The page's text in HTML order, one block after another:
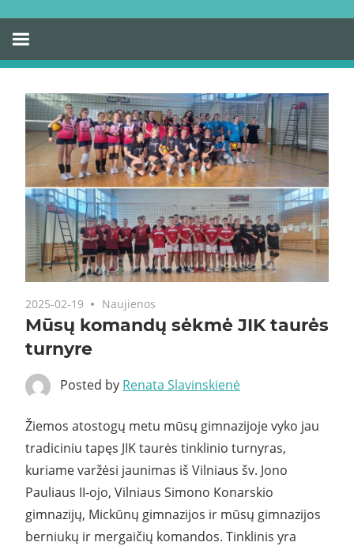
2025-02-19 Naujienos
Mūsų komandų sėkmė JIK taurės
turnyre
Posted by Renata Slavinskienė
Žiemos atostogų metu mūsų gimnazijoje vyko jau
tradiciniu tapęs JIK taurės tinklinio turnyras,
kuriame varžėsi jaunimas iš Vilniaus šv. Jono
Pauliaus II-ojo, Vilniaus Simono Konarskio
gimnazijų, Mickūnų gimnazijos ir mūsų gimnazijos
berniukų ir mergaičių komandos. Tinklinis yra